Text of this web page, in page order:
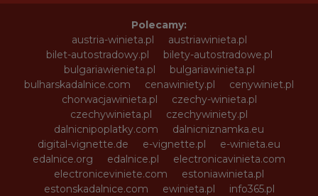
Polecamy:
austria-winieta.pl
austriawinieta.pl
bilet-autostradowy.pl
bilety-autostradowe.pl
bulgariawienieta.pl
bulgariawinieta.pl
bulharskadalnice.com
cenawiniety.pl
cenywiniet.pl
chorwacjawinieta.pl
czechy-winieta.pl
czechywinieta.pl
czechywiniety.pl
dalnicnipoplatky.com
dalnicniznamka.eu
digital-vignette.de
e-vignette.pl
e-winieta.eu
edalnice.org
edalnice.pl
electronicavinieta.com
electroniceviniete.com
estoniawinieta.pl
estonskadalnice.com
ewinieta.pl
info365.pl